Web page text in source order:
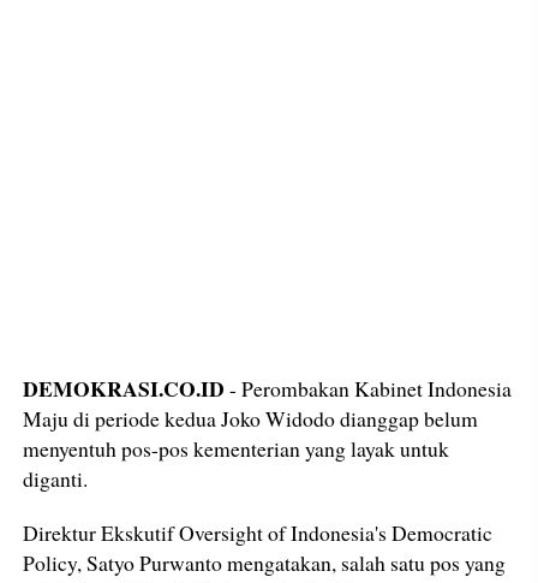
DEMOKRASI.CO.ID - Perombakan Kabinet Indonesia
Maju di periode kedua Joko Widodo dianggap belum
menyentuh pos-pos kementerian yang layak untuk
diganti.
Direktur Ekskutif Oversight of Indonesia's Democratic
Policy, Satyo Purwanto mengatakan, salah satu pos yang